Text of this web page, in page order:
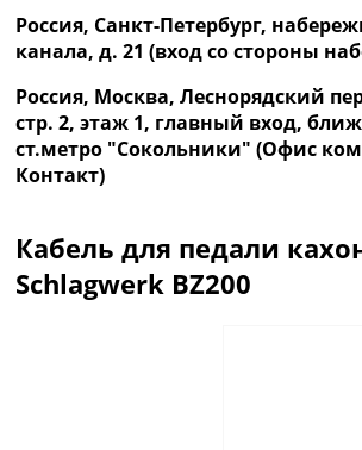
Россия, Санкт-Петербург,
канала, д. 21 (вход со стороны
Россия, Москва, Леснорядский
стр. 2, этаж 1, главный вход,
ст.метро "Сокольники" (Офис
Контакт)
Кабель для педали
Schlagwerk BZ200